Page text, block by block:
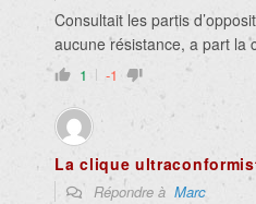
Consultait les partis
aucune résistance, a part la
1 -1
La clique
Répondre à Marc